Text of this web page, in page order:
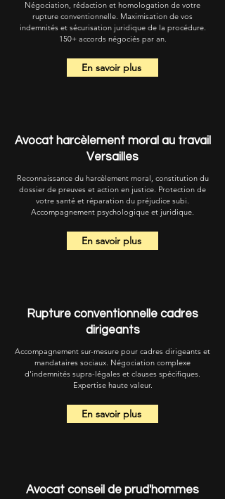
Négociation, rédaction et homologation de votre
rupture conventionnelle. Maximisation de vos
indemnités et sécurisation juridique de la procédure.
150+ accords négociés par an.
En savoir plus
Avocat harcèlement moral au travail
Versailles
Reconnaissance du harcèlement moral, constitution du
dossier de preuves et action en justice. Protection de
votre santé et réparation du préjudice subi.
Accompagnement psychologique et juridique.
En savoir plus
Rupture conventionnelle cadres
dirigeants
Accompagnement sur-mesure pour cadres dirigeants et
mandataires sociaux. Négociation complexe
d'indemnités supra-légales et clauses spécifiques.
Expertise haute valeur.
En savoir plus
Avocat conseil de prud'hommes